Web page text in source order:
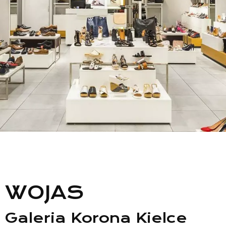
WOJAS
Galeria Korona Kielce